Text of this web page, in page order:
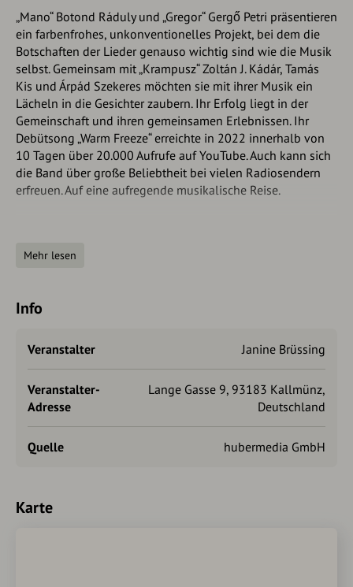
„Mano“ Botond Ráduly und „Gregor“ Gergő Petri präsentieren
ein farbenfrohes, unkonventionelles Projekt, bei dem die
Botschaften der Lieder genauso wichtig sind wie die Musik
selbst. Gemeinsam mit „Krampusz“ Zoltán J. Kádár, Tamás
Kis und Árpád Szekeres möchten sie mit ihrer Musik ein
Lächeln in die Gesichter zaubern. Ihr Erfolg liegt in der
Gemeinschaft und ihren gemeinsamen Erlebnissen. Ihr
Debütsong „Warm Freeze“ erreichte in 2022 innerhalb von
10 Tagen über 20.000 Aufrufe auf YouTube. Auch kann sich
die Band über große Beliebtheit bei vielen Radiosendern
erfreuen. Auf eine aufregende musikalische Reise.
Der Eintritt ist frei. Großzügige Spenden in den Hut sind
willkommen.
Mehr lesen
Info
Veranstalter Janine Brüssing
Veranstalter-
Adresse
Lange Gasse 9, 93183 Kallmünz,
Deutschland
Quelle hubermedia GmbH
Karte